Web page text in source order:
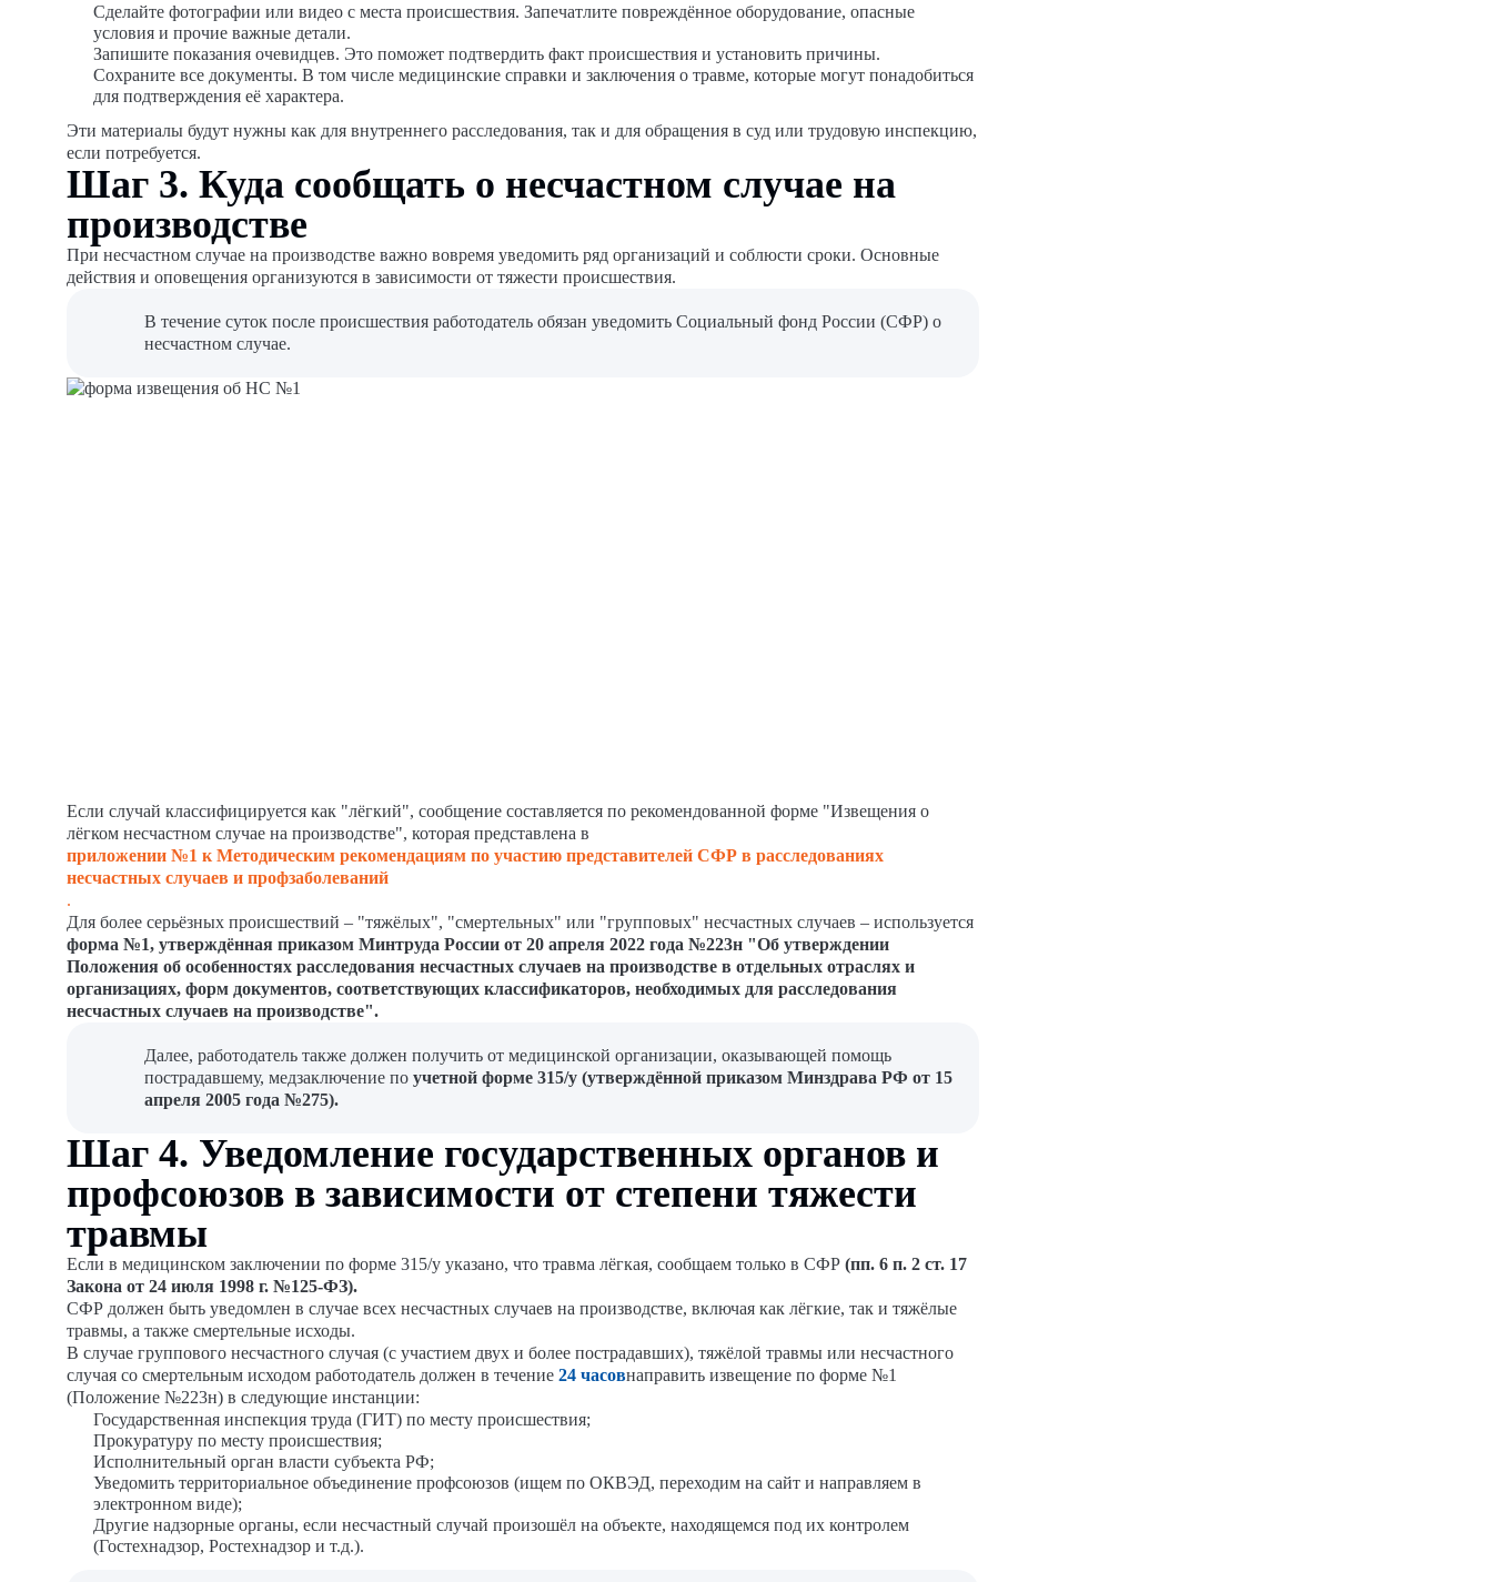
Сделайте фотографии или видео с места происшествия. Запечатлите повреждённое оборудование, опасные
условия и прочие важные детали.
Запишите показания очевидцев. Это поможет подтвердить факт происшествия и установить причины.
Сохраните все документы. В том числе медицинские справки и заключения о травме, которые могут понадобиться
для подтверждения её характера.
Эти материалы будут нужны как для внутреннего расследования, так и для обращения в суд или трудовую инспекцию,
если потребуется.
Шаг 3. Куда сообщать о несчастном случае на
производстве
При несчастном случае на производстве важно вовремя уведомить ряд организаций и соблюсти сроки. Основные
действия и оповещения организуются в зависимости от тяжести происшествия.
В течение суток после происшествия работодатель обязан уведомить Социальный фонд России (СФР) о
несчастном случае.
Если случай классифицируется как "лёгкий", сообщение составляется по рекомендованной форме "Извещения о
лёгком несчастном случае на производстве", которая представлена в
приложении №1 к Методическим рекомендациям по участию представителей СФР в расследованиях
несчастных случаев и профзаболеваний
.
Для более серьёзных происшествий – "тяжёлых", "смертельных" или "групповых" несчастных случаев – используется
форма №1, утверждённая приказом Минтруда России от 20 апреля 2022 года №223н "Об утверждении
Положения об особенностях расследования несчастных случаев на производстве в отдельных отраслях и
организациях, форм документов, соответствующих классификаторов, необходимых для расследования
несчастных случаев на производстве".
Далее, работодатель также должен получить от медицинской организации, оказывающей помощь
пострадавшему, медзаключение по учетной форме 315/у (утверждённой приказом Минздрава РФ от 15
апреля 2005 года №275).
Шаг 4. Уведомление государственных органов и
профсоюзов в зависимости от степени тяжести
травмы
Если в медицинском заключении по форме 315/у указано, что травма лёгкая, сообщаем только в СФР (пп. 6 п. 2 ст. 17
Закона от 24 июля 1998 г. №125-ФЗ).
СФР должен быть уведомлен в случае всех несчастных случаев на производстве, включая как лёгкие, так и тяжёлые
травмы, а также смертельные исходы.
В случае группового несчастного случая (с участием двух и более пострадавших), тяжёлой травмы или несчастного
случая со смертельным исходом работодатель должен в течение 24 часовнаправить извещение по форме №1
(Положение №223н) в следующие инстанции:
Государственная инспекция труда (ГИТ) по месту происшествия;
Прокуратуру по месту происшествия;
Исполнительный орган власти субъекта РФ;
Уведомить территориальное объединение профсоюзов (ищем по ОКВЭД, переходим на сайт и направляем в
электронном виде);
Другие надзорные органы, если несчастный случай произошёл на объекте, находящемся под их контролем
(Гостехнадзор, Ростехнадзор и т.д.).